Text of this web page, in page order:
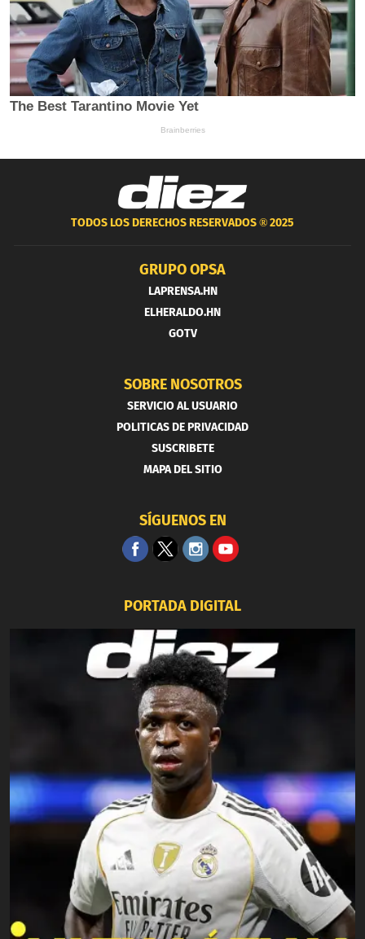
TODOS LOS DERECHOS RESERVADOS ®2025
GRUPO OPSA
LAPRENSA.HN
ELHERALDO.HN
GOTV
SOBRE NOSOTROS
SERVICIO AL USUARIO
POLITICAS DE PRIVACIDAD
SUSCRIBETE
MAPA DEL SITIO
SÍGUENOS EN
PORTADA DIGITAL